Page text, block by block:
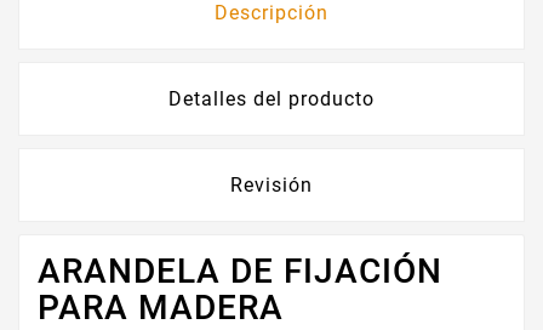
Descripción
Detalles del producto
Revisión
ARANDELA DE FIJACIÓN
PARA MADERA